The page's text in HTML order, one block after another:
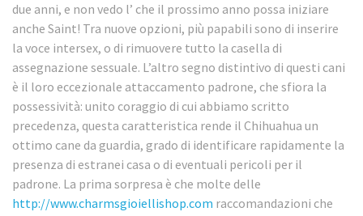
due anni, e non vedo l’ che il prossimo anno possa iniziare
anche Saint! Tra nuove opzioni, più papabili sono di inserire
la voce intersex, o di rimuovere tutto la casella di
assegnazione sessuale. L’altro segno distintivo di questi cani
è il loro eccezionale attaccamento padrone, che sfiora la
possessività: unito coraggio di cui abbiamo scritto
precedenza, questa caratteristica rende il Chihuahua un
ottimo cane da guardia, grado di identificare rapidamente la
presenza di estranei casa o di eventuali pericoli per il
padrone. La prima sorpresa è che molte delle
http://www.charmsgioiellishop.com raccomandazioni che